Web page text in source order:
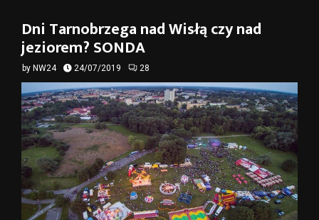
Dni Tarnobrzega nad Wisłą czy nad
jeziorem? SONDA
by NW24 24/07/2019 28